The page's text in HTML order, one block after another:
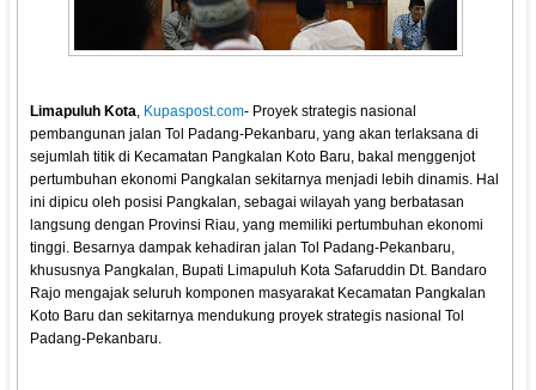
Limapuluh Kota, Kupaspost.com- Proyek strategis nasional
pembangunan jalan Tol Padang-Pekanbaru, yang akan terlaksana di
sejumlah titik di Kecamatan Pangkalan Koto Baru, bakal menggenjot
pertumbuhan ekonomi Pangkalan sekitarnya menjadi lebih dinamis. Hal
ini dipicu oleh posisi Pangkalan, sebagai wilayah yang berbatasan
langsung dengan Provinsi Riau, yang memiliki pertumbuhan ekonomi
tinggi. Besarnya dampak kehadiran jalan Tol Padang-Pekanbaru,
khususnya Pangkalan, Bupati Limapuluh Kota Safaruddin Dt. Bandaro
Rajo mengajak seluruh komponen masyarakat Kecamatan Pangkalan
Koto Baru dan sekitarnya mendukung proyek strategis nasional Tol
Padang-Pekanbaru.